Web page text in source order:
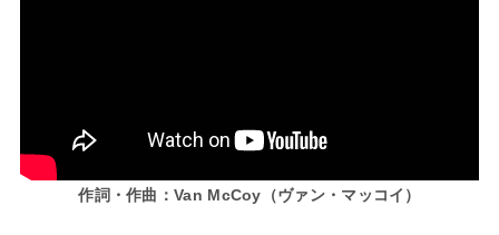
作詞・作曲：Van McCoy（ヴァン・マッコイ）